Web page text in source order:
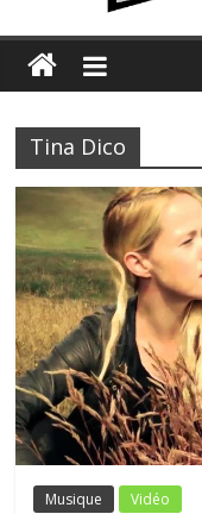
Tina Dico
Musique Vidéo